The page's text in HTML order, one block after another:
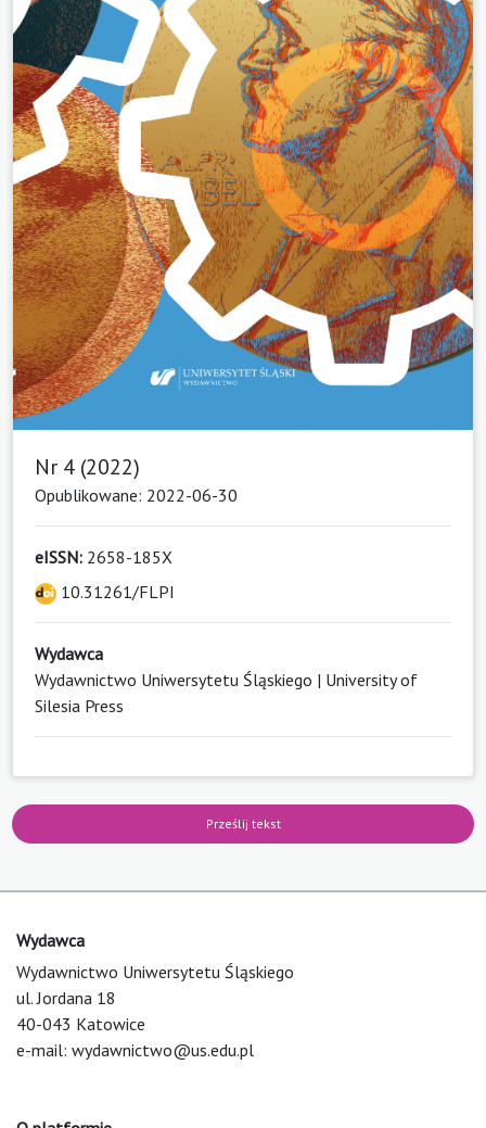
Nr 4 (2022)
Opublikowane: 2022-06-30
eISSN: 2658-185X
10.31261/FLPI
Wydawca
Wydawnictwo Uniwersytetu Śląskiego | University of
Silesia Press
Prześlij tekst
Wydawca
Wydawnictwo Uniwersytetu Śląskiego
ul. Jordana 18
40-043 Katowice
e-mail: wydawnictwo@us.edu.pl